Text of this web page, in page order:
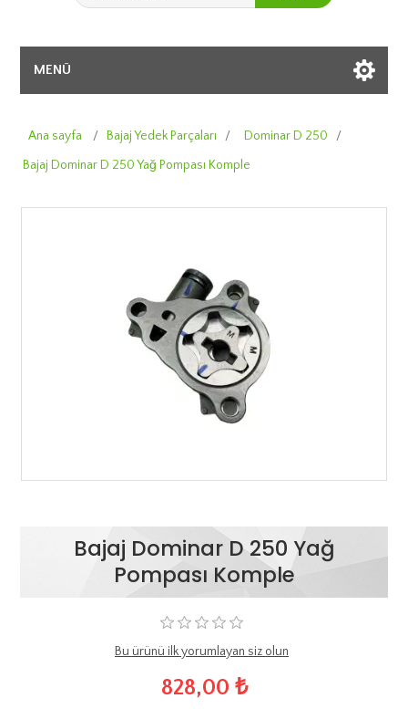
MENÜ
Ana sayfa / Bajaj Yedek Parçaları / Dominar D 250
/
Bajaj Dominar D 250 Yağ Pompası Komple
Bajaj Dominar D 250 Yağ
Pompası Komple
Bu ürünü ilk yorumlayan siz olun
828,00 ₺